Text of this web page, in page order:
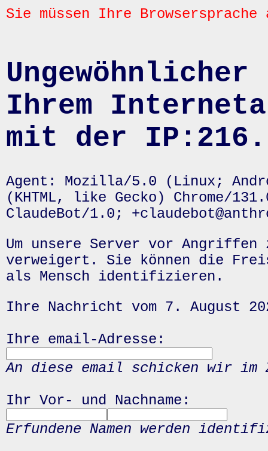
Sie müssen Ihre
Ihrem
mit der
Agent: Mozilla/5.0 (Linux;
(KHTML, like Gecko) Chrome/
ClaudeBot/1.0;
Um unsere Server vor
verweigert. Sie können die
als Mensch identifizieren.
Ihre Nachricht vom 7. August
Ihre email-Adresse:
An diese email schicken wir
Ihr Vor- und Nachname:
Erfundene Namen werden